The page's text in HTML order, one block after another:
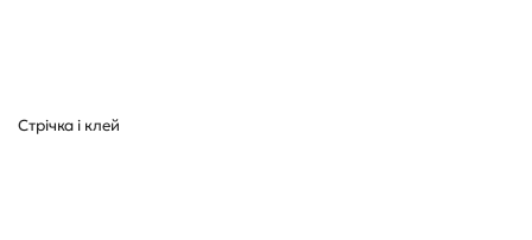
Стрічка і клей